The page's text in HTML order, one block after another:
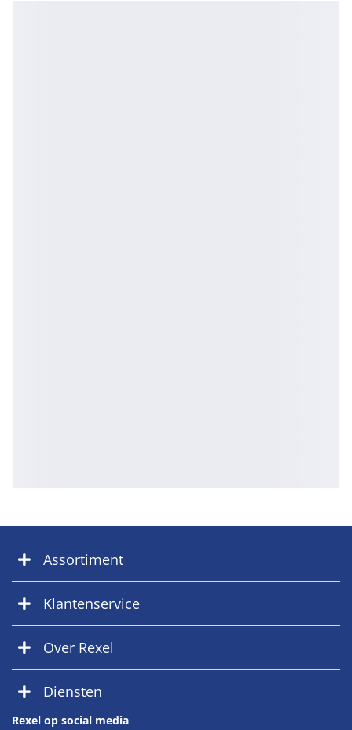
Assortiment
Klantenservice
Over Rexel
Diensten
Rexel op social media